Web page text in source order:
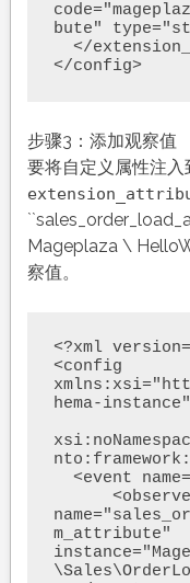
bute"
</config>
步骤3：添加观察值
要将自定义属性注入
Mageplaza \
察值。
<?xml
<config
hema-instance"
m_attribute"